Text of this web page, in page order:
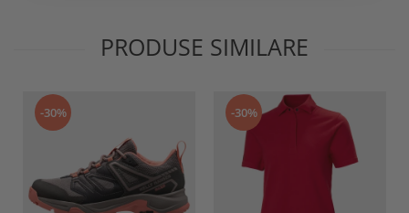
PRODUSE SIMILARE
-30% -30%